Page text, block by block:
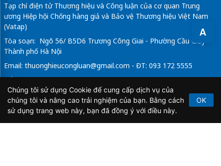
A
Tạp chí điện tử Thương hiệu và Công luận của cơ quan Trung
ương Hiệp hội Chống hàng giả và Bảo vệ Thương hiệu Việt Nam
(Vatap)
Tòa soạn: Ngõ 56/ B5D6 Trương Công Giai - Phường Cầu Giấy -
Thành phố Hà Nội
Email: thuonghieucongluan@gmail.com - ĐT: 093 172 5555
Tổng Biên Tập: Vũ Đức Thuận
Giấy phép hoạt động báo chí điện tử số 64/GP-BTTTT do Bộ
Thông tin và Truyền thông cấp ngày 21/2/2020.
Chúng tôi sử dụng Cookie để cung cấp dịch vụ của
chúng tôi và nâng cao trải nghiệm của bạn. Bằng cách
sử dụng trang web này, bạn đã đồng ý với điều này.
OK